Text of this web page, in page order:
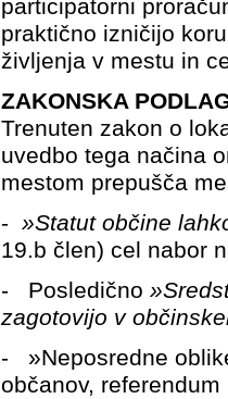
participatorni
praktično izničijo
življenja v mestu in
ZAKONSKA
Trenuten zakon o
uvedbo tega načina
mestom prepušča
- »Statut občine
19.b člen) cel nabor
- Posledično
zagotovijo v
- »Neposredne
občanov,